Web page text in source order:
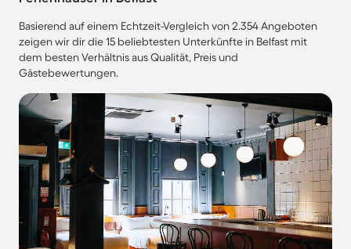
Basierend auf einem Echtzeit-Vergleich von 2.354 Angeboten
zeigen wir dir die 15 beliebtesten Unterkünfte in Belfast mit
dem besten Verhältnis aus Qualität, Preis und
Gästebewertungen.